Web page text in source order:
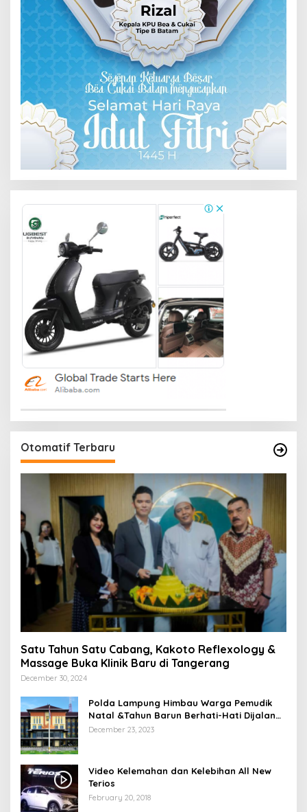
Otomatif Terbaru
Satu Tahun Satu Cabang, Kakoto Reflexology &
Massage Buka Klinik Baru di Tangerang
December 30, 2024
Polda Lampung Himbau Warga Pemudik
Natal &Tahun Barun Berhati-Hati Dijalan
Saat Melintas di -Titik Rawan Kecelakaan
December 23, 2023
Video Kelemahan dan Kelebihan All New
Terios
February 20, 2018